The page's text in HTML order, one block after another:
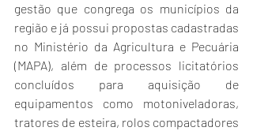
gestão que congrega os municípios da
região e já possui propostas cadastradas
no Ministério da Agricultura e Pecuária
(MAPA), além de processos licitatórios
concluídos para aquisição de
equipamentos como motoniveladoras,
tratores de esteira, rolos compactadores